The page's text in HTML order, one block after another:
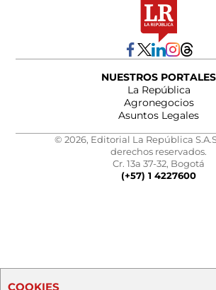
NUESTROS PORTALES
La República
Agronegocios
Asuntos Legales
© 2026, Editorial La República
derechos reservados.
Cr. 13a 37-32, Bogotá
(+57) 1 4227600
COOKIES